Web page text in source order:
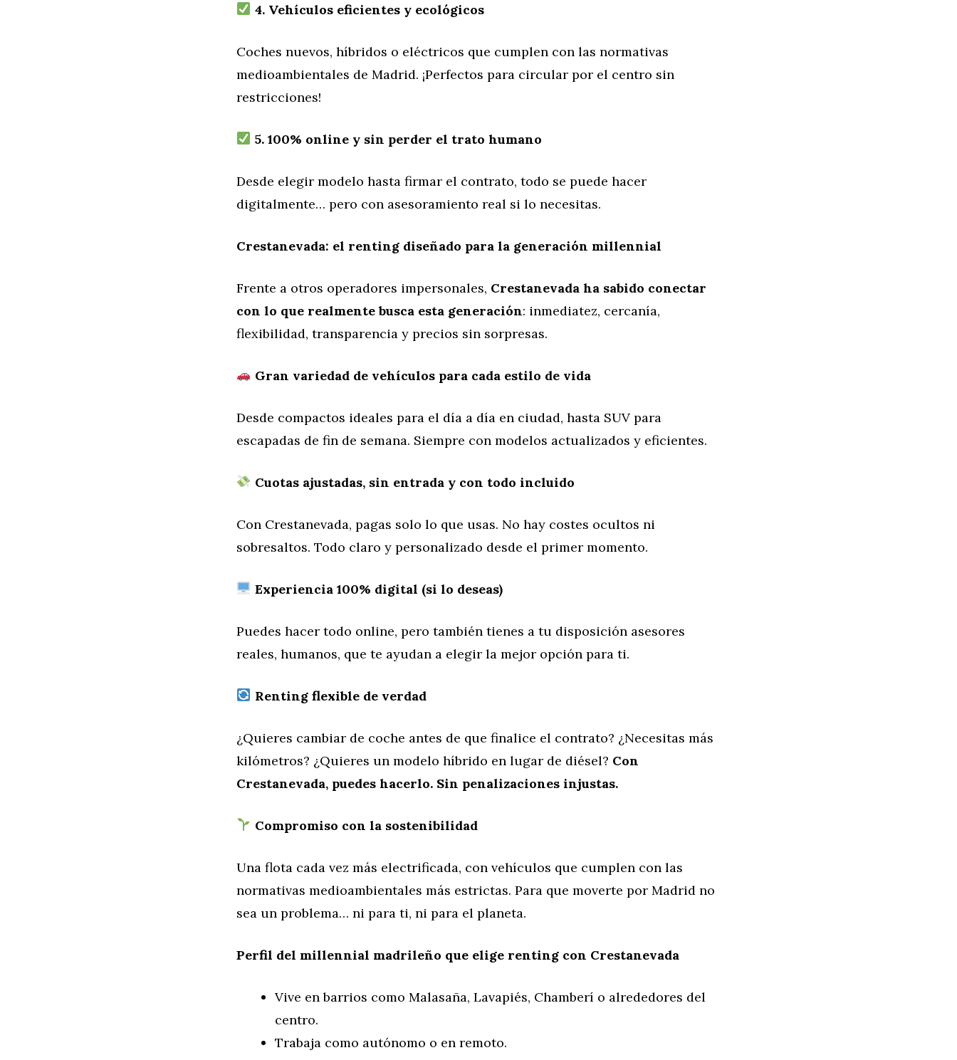
4. Vehículos eficientes y ecológicos
Coches nuevos, híbridos o eléctricos que cumplen con las normativas
medioambientales de Madrid. ¡Perfectos para circular por el centro sin
restricciones!
5. 100% online y sin perder el trato humano
Desde elegir modelo hasta firmar el contrato, todo se puede hacer
digitalmente… pero con asesoramiento real si lo necesitas.
Crestanevada: el renting diseñado para la generación millennial
Frente a otros operadores impersonales, Crestanevada ha sabido conectar
con lo que realmente busca esta generación: inmediatez, cercanía,
flexibilidad, transparencia y precios sin sorpresas.
Gran variedad de vehículos para cada estilo de vida
Desde compactos ideales para el día a día en ciudad, hasta SUV para
escapadas de fin de semana. Siempre con modelos actualizados y eficientes.
Cuotas ajustadas, sin entrada y con todo incluido
Con Crestanevada, pagas solo lo que usas. No hay costes ocultos ni
sobresaltos. Todo claro y personalizado desde el primer momento.
Experiencia 100% digital (si lo deseas)
Puedes hacer todo online, pero también tienes a tu disposición asesores
reales, humanos, que te ayudan a elegir la mejor opción para ti.
Renting flexible de verdad
¿Quieres cambiar de coche antes de que finalice el contrato? ¿Necesitas más
kilómetros? ¿Quieres un modelo híbrido en lugar de diésel? Con
Crestanevada, puedes hacerlo. Sin penalizaciones injustas.
Compromiso con la sostenibilidad
Una flota cada vez más electrificada, con vehículos que cumplen con las
normativas medioambientales más estrictas. Para que moverte por Madrid no
sea un problema… ni para ti, ni para el planeta.
Perfil del millennial madrileño que elige renting con Crestanevada
Vive en barrios como Malasaña, Lavapiés, Chamberí o alrededores del
centro.
Trabaja como autónomo o en remoto.